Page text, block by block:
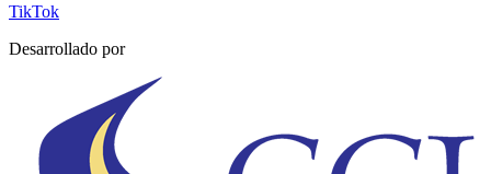
TikTok
Desarrollado por